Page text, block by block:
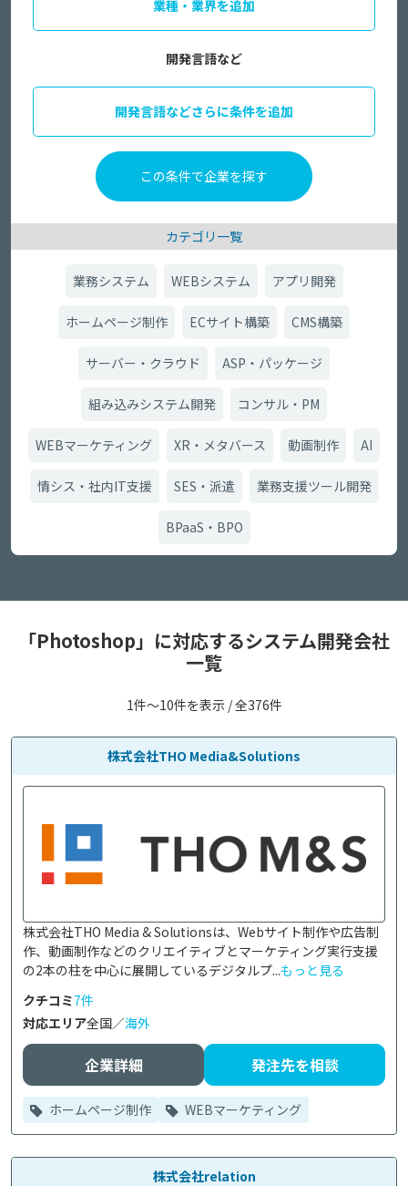
業種・業界を追加
開発言語など
開発言語などさらに条件を追加
カテゴリ一覧
業務システム WEBシステム アプリ開発
ホームページ制作 ECサイト構築 CMS構築
サーバー・クラウド ASP・パッケージ
組み込みシステム開発 コンサル・PM
WEBマーケティング XR・メタバース 動画制作 AI
情シス・社内IT支援 SES・派遣 業務支援ツール開発
BPaaS・BPO
「Photoshop」に対応するシステム開発会社
一覧
1件〜10件を表示 / 全376件
株式会社THO Media&Solutions
株式会社THO Media & Solutionsは、Webサイト制作や広告制
作、動画制作などのクリエイティブとマーケティング実行支援
の2本の柱を中心に展開しているデジタルプ...もっと見る
クチコミ7件
対応エリア全国／海外
企業詳細 発注先を相談
ホームページ制作 WEBマーケティング
株式会社relation